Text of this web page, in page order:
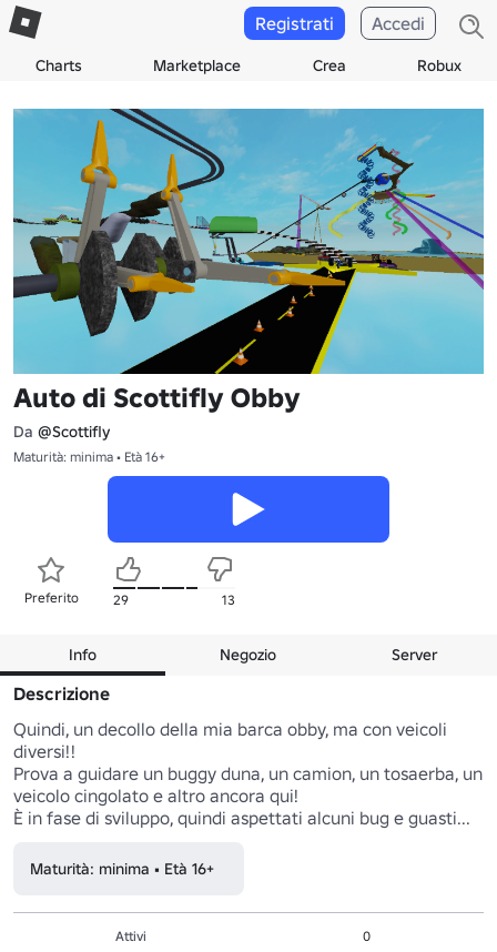
Charts Marketplace Crea Robux
Registrati Accedi
Auto di Scottifly Obby
Da @Scottifly
Maturità: minima • Età 16+
Preferito 29 13
Info Negozio Server
Descrizione
Quindi, un decollo della mia barca obby, ma con veicoli
diversi!!
Prova a guidare un buggy duna, un camion, un tosaerba, un
veicolo cingolato e altro ancora qui!
È in fase di sviluppo, quindi aspettati alcuni bug e guasti...
Maturità: minima • Età 16+
Attivi
0